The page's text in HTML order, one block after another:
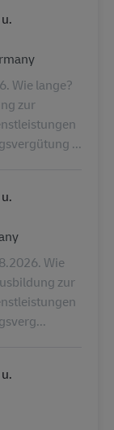
Wie lange?
zur
...
Wie
zur